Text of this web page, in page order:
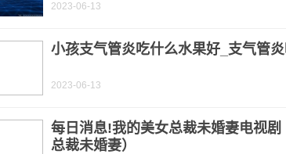
2023-06-13
小孩支气管炎吃什么水果好_支气管
2023-06-13
每日消息!我的美女总裁未婚妻电视剧
总裁未婚妻）